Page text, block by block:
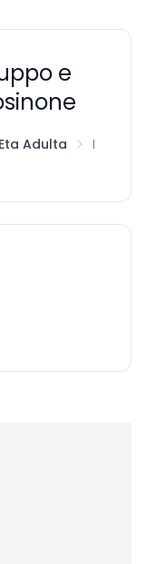
e
Adulta